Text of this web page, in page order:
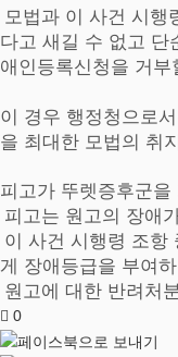
모법과 이 사건 시행
다고 새길 수 없고 단
애인등록신청을 거부
이 경우 행정청으로
을 최대한 모법의 취
피고가 뚜렛증후군
피고는 원고의 장애
이 사건 시행령 조항
게 장애등급을 부여
원고에 대한 반려처
0